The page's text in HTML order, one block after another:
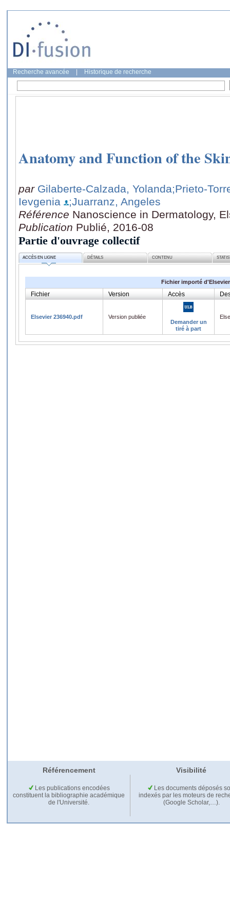
Recherche avancée Historique de recherche
Anatomy and Function of the
par Gilaberte-Calzada, Yolanda;Prieto-
Ievgenia
;Juarranz, Angeles
Référence Nanoscience in Dermatology,
Publication Publié, 2016-08
Partie d'ouvrage collectif
ACCÈS EN LIGNE DÉTAILS CONTENU
Fichier importé d'Elsevier
Fichier Version Accès
Elsevier 236940.pdf
Version publiée
Demander un
tiré à part
Référencement Visibilité
Les publications encodées
constituent la bibliographie académique
de l'Université.
Les documents déposés
indexés par les moteurs de
(Google Scholar,…).